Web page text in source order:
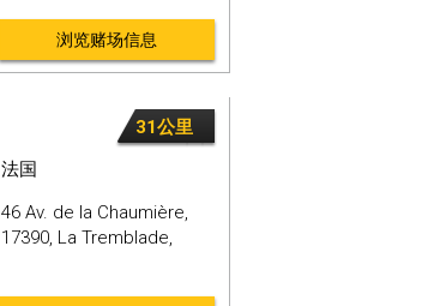
浏览赌场信息
法国
46 Av. de la Chaumière,
17390, La Tremblade,
31公里